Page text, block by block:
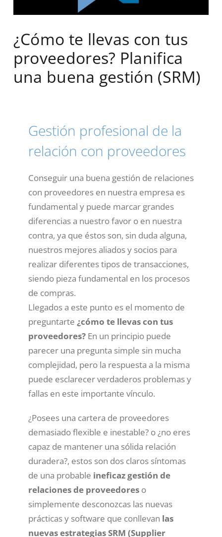
¿Cómo te llevas con tus
proveedores? Planifica
una buena gestión (SRM)
Gestión profesional de la
relación con proveedores
Conseguir una buena gestión de relaciones
con proveedores en nuestra empresa es
fundamental y puede marcar grandes
diferencias a nuestro favor o en nuestra
contra, ya que éstos son, sin duda alguna,
nuestros mejores aliados y socios para
realizar diferentes tipos de transacciones,
siendo pieza fundamental en los procesos
de compras.
Llegados a este punto es el momento de
preguntarte ¿cómo te llevas con tus
proveedores?En un principio puede
parecer una pregunta simple sin mucha
complejidad, pero la respuesta a la misma
puede esclarecer verdaderos problemas y
fallas en este importante vínculo.
¿Posees una cartera de proveedores
demasiado flexible e inestable? o ¿no eres
capaz de mantener una sólida relación
duradera?, estos son dos claros síntomas
de una probable ineficaz gestión de
relaciones de proveedoreso
simplemente desconozcas las nuevas
prácticas y software que conllevan las
nuevas estrategias SRM (Supplier